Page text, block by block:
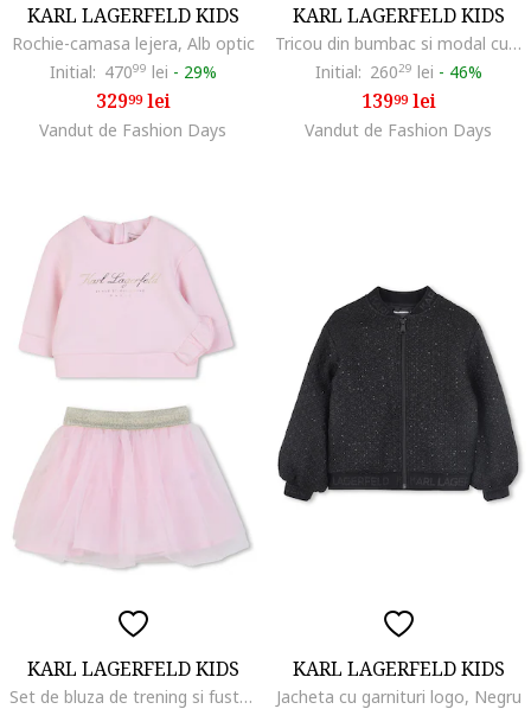
KARL LAGERFELD KIDS
Rochie-camasa lejera, Alb optic
Initial: 47099 lei - 29%
32999lei
Vandut de Fashion Days
KARL LAGERFELD KIDS
Tricou din bumbac si modal cu imprimeu, Negru/Alb murdar
Initial: 26029 lei - 46%
13999lei
Vandut de Fashion Days
KARL LAGERFELD KIDS
Set de bluza de trening si fusta din tul, Roz pal
KARL LAGERFELD KIDS
Jacheta cu garnituri logo, Negru